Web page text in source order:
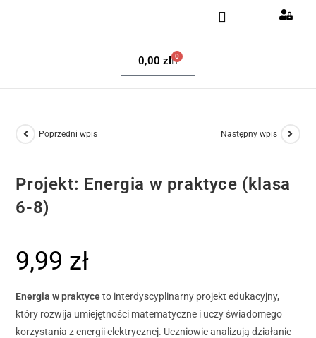
0,00 zł 0
Poprzedni wpis Następny wpis
Projekt: Energia w praktyce (klasa
6-8)
9,99 zł
Energia w praktyceto interdyscyplinarny projekt edukacyjny,
który rozwija umiejętności matematyczne i uczy świadomego
korzystania z energii elektrycznej. Uczniowie analizują działanie